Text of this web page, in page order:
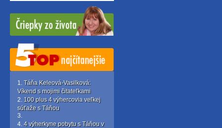
Táňa Keleová-Vasilková:
Víkend s mojimi čitateľkami
100 plus 4 výhercovia veľkej
súťaže s Táňou
4 výherkyne pobytu s Táňou v